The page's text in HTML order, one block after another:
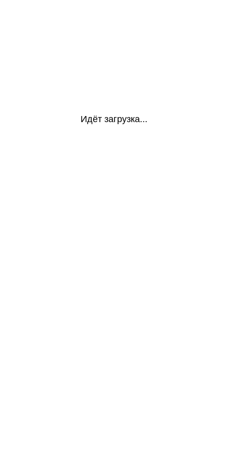
Идёт загрузка...